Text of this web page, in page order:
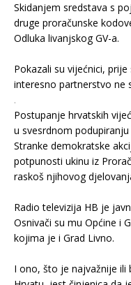
Skidanjem sredstava s
druge proračunske
Odluka livanjskog GV-a.
Pokazali su vijećnici,
interesno partnerstvo ne
.
Postupanje hrvatskih
u svesrdnom
Stranke demokratske
potpunosti ukinu iz
raskoš njihovog
Radio televizija HB je
Osnivači su mu Općine i
kojima je i Grad Livno.
I ono, što je najvažnije ili